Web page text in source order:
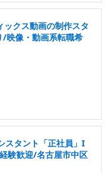
ックス動画の制作スタ
/映像・動画系転職希
スタント「正社員」I
験歓迎/名古屋市中区